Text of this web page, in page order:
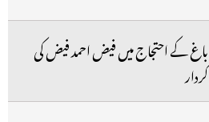
باغ کے احتجاج میں فیض احمد فیض کی